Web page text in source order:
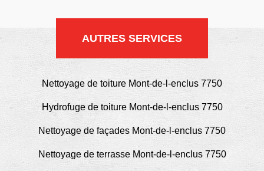
AUTRES SERVICES
Nettoyage de toiture Mont-de-l-enclus 7750
Hydrofuge de toiture Mont-de-l-enclus 7750
Nettoyage de façades Mont-de-l-enclus 7750
Nettoyage de terrasse Mont-de-l-enclus 7750